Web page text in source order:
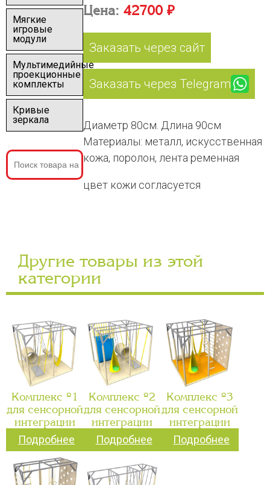
Мягкие
игровые
модули
Мультимедийные
проекционные
комплекты
Кривые
зеркала
Цена:42700 ₽
Заказать через сайт
Заказать через Telegram
Диаметр 80см. Длина 90см
Материалы: металл, искусственная
кожа, поролон, лента ременная
цвет кожи согласуется
Другие товары из этой
категории
Комплекс №1
для сенсорной
интеграции
Подробнее
Комплекс №2
для сенсорной
интеграции
Подробнее
Комплекс №3
для сенсорной
интеграции
Подробнее